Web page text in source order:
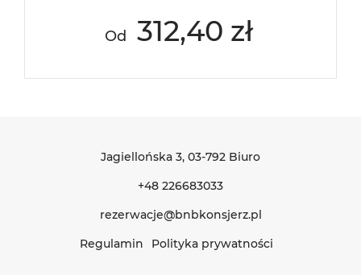
Od 312,40 zł
Jagiellońska 3, 03-792 Biuro
+48 226683033
rezerwacje@bnbkonsjerz.pl
Regulamin
Polityka prywatności